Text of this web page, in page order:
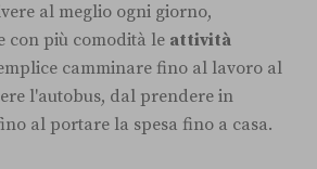
al meglio ogni giorno,
con più comodità le attività
camminare fino al lavoro al
l'autobus, dal prendere in
al portare la spesa fino a casa.